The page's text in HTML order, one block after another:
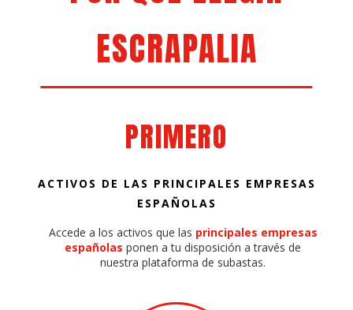
ESCRAPALIA
PRIMERO
ACTIVOS DE LAS PRINCIPALES EMPRESAS
ESPAÑOLAS
Accede a los activos que las principales empresas
españolas ponen a tu disposición a través de
nuestra plataforma de subastas.